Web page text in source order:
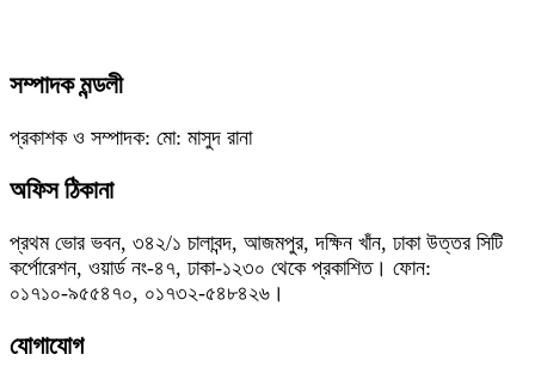
সম্পাদক মন্ডলী
প্রকাশক ও সম্পাদক: মো: মাসুদ রানা
অফিস ঠিকানা
প্রথম ভোর ভবন, ৩৪২/১ চালাবন্দ, আজমপুর, দক্ষিন খাঁন, ঢাকা উত্তর সিটি
কর্পোরেশন, ওয়ার্ড নং-৪৭, ঢাকা-১২৩০ থেকে প্রকাশিত। ফোন:
০১৭১০-৯৫৫৪৭০, ০১৭৩২-৫৪৮৪২৬।
যোগাযোগ